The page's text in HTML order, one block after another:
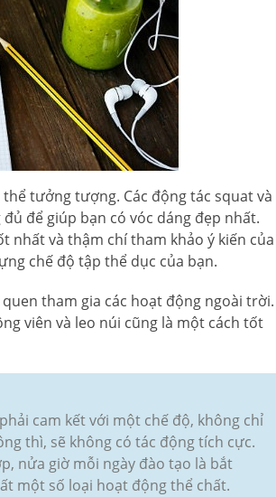
tưởng tượng. Các động tác squat và
để giúp bạn có vóc dáng đẹp nhất.
nhất và thậm chí tham khảo ý kiến ​​​​của
chế độ tập thể dục của bạn.
tham gia các hoạt động ngoài trời.
viên và leo núi cũng là một cách tốt
cam kết với một chế độ, không chỉ
thì, sẽ không có tác động tích cực.
nửa giờ mỗi ngày đào tạo là bắt
một số loại hoạt động thể chất.